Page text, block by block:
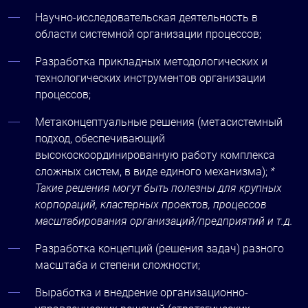
Научно-исследовательская деятельность в
области системной организации процессов;
Разработка прикладных методологических и
технологических инструментов организации
процессов;
Метаконцептуальные решения (метасистемный
подход, обеспечивающий
высокоскоординированную работу комплекса
сложных систем, в виде единого механизма); *
Такие решения могут быть полезны для крупных
корпораций, кластерных проектов, процессов
масштабирования организаций/предприятий и т.д.
Разработка концепций (решения задач) разного
масштаба и степени сложности;
Выработка и внедрение организационно-